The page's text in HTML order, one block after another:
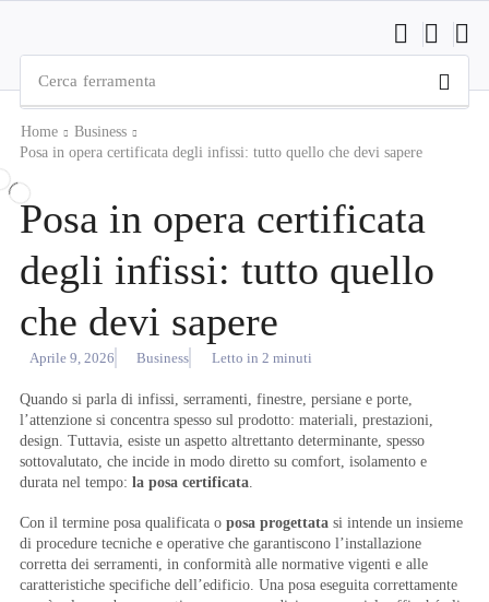
Cerca ferramenta
Home
Business
Posa in opera certificata degli infissi: tutto quello che devi sapere
Posa in opera certificata
degli infissi: tutto quello
che devi sapere
Aprile 9, 2026 Business Letto in 2 minuti
Quando si parla di infissi, serramenti, finestre, persiane e porte,
l’attenzione si concentra spesso sul prodotto: materiali, prestazioni,
design. Tuttavia, esiste un aspetto altrettanto determinante, spesso
sottovalutato, che incide in modo diretto su comfort, isolamento e
durata nel tempo:la posa certificata
Con il termine posa qualificata oposa progettata si intende un insieme
di procedure tecniche e operative che garantiscono l’installazione
corretta dei serramenti, in conformità alle normative vigenti e alle
caratteristiche specifiche dell’edificio. Una posa eseguita correttamente